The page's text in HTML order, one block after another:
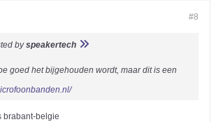
#8
byspeakertech
goed het bijgehouden wordt, maar dit is een
brabant-belgie